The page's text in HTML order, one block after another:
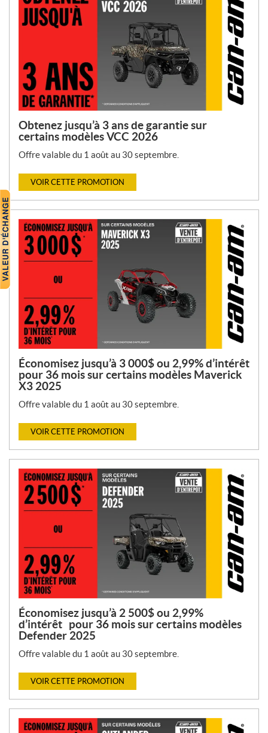
Obtenez jusqu’à 3 ans de garantie sur
certains modèles VCC 2026
Offre valable du 1 août au 30 septembre.
VOIR CETTE PROMOTION
Économisez jusqu’à 3 000$ ou 2,99% d’intérêt
pour 36 mois sur certains modèles Maverick
X3 2025
Offre valable du 1 août au 30 septembre.
VOIR CETTE PROMOTION
Économisez jusqu’à 2 500$ ou 2,99%
d’intérêt pour 36 mois sur certains modèles
Defender 2025
Offre valable du 1 août au 30 septembre.
VOIR CETTE PROMOTION